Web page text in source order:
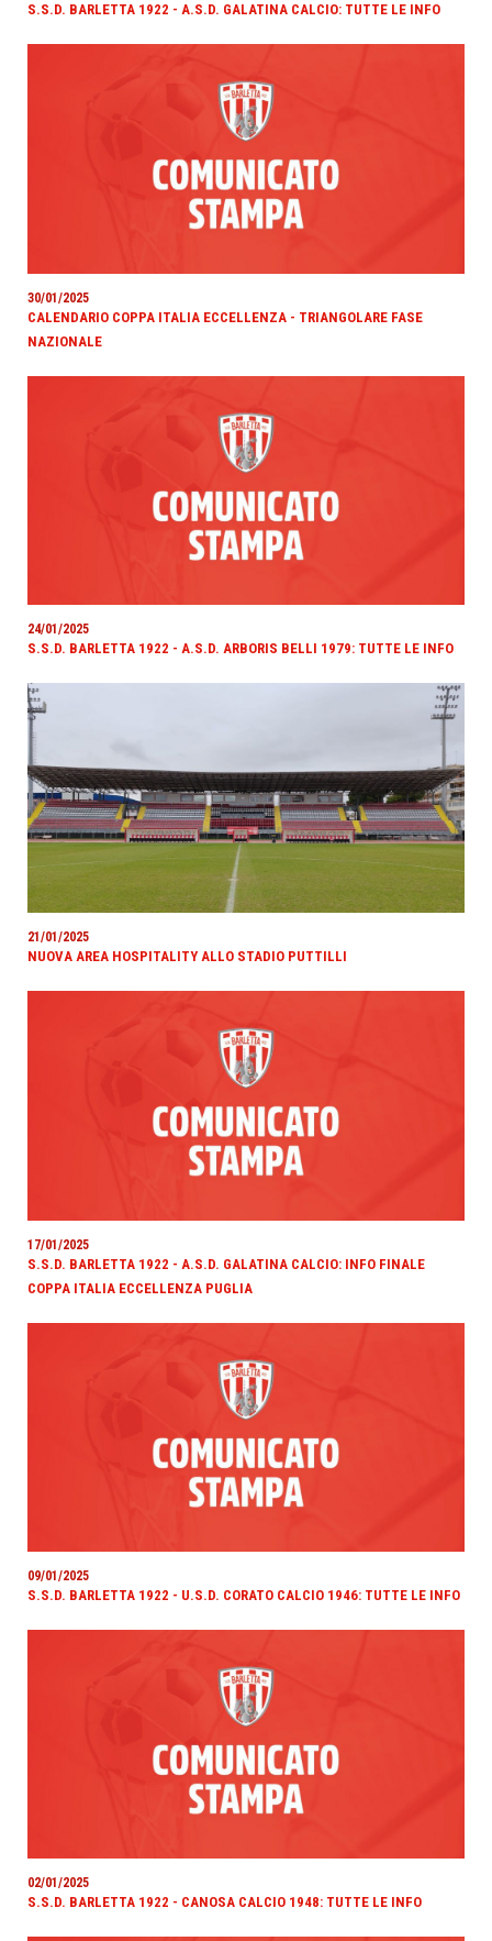
S.S.D. BARLETTA 1922 - A.S.D. GALATINA CALCIO: TUTTE LE INFO
30/01/2025
CALENDARIO COPPA ITALIA ECCELLENZA - TRIANGOLARE FASE
NAZIONALE
24/01/2025
S.S.D. BARLETTA 1922 - A.S.D. ARBORIS BELLI 1979: TUTTE LE INFO
21/01/2025
NUOVA AREA HOSPITALITY ALLO STADIO PUTTILLI
17/01/2025
S.S.D. BARLETTA 1922 - A.S.D. GALATINA CALCIO: INFO FINALE
COPPA ITALIA ECCELLENZA PUGLIA
09/01/2025
S.S.D. BARLETTA 1922 - U.S.D. CORATO CALCIO 1946: TUTTE LE INFO
02/01/2025
S.S.D. BARLETTA 1922 - CANOSA CALCIO 1948: TUTTE LE INFO